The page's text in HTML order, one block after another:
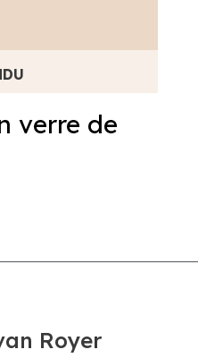
verre de
Royer